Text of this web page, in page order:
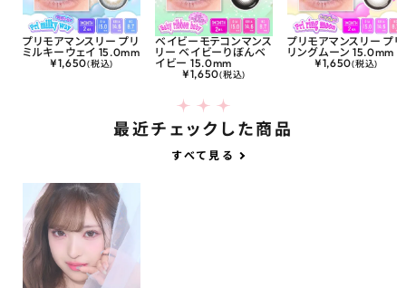
プリモアマンスリー プリ
ミルキーウェイ 15.0mm
¥1,650(税込)
ベイビーモテコンマンス
リー ベイビーりぼんベ
イビー 15.0mm
¥1,650(税込)
プリモアマンスリー プリ
リングムーン 15.0mm
¥1,650(税込)
最近チェックした商品
すべて見る